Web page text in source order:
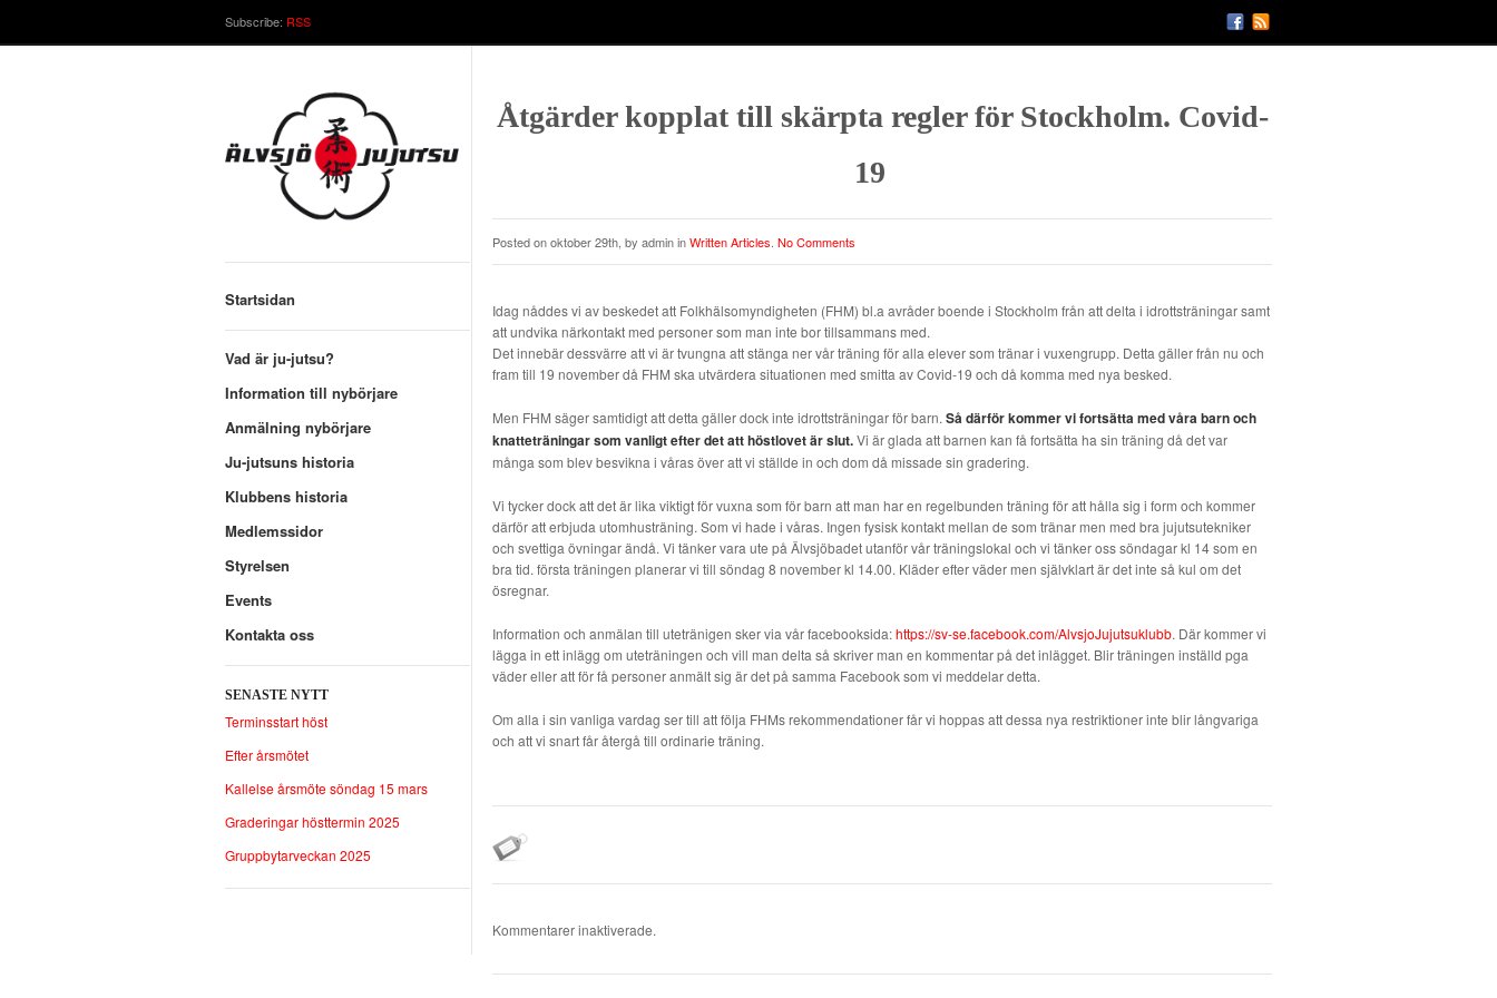
Subscribe: RSS
Startsidan
Vad är ju-jutsu?
Information till nybörjare
Anmälning nybörjare
Ju-jutsuns historia
Klubbens historia
Medlemssidor
Styrelsen
Events
Kontakta oss
SENASTE NYTT
Terminsstart höst
Efter årsmötet
Kallelse årsmöte söndag 15 mars
Graderingar hösttermin 2025
Gruppbytarveckan 2025
Åtgärder kopplat till skärpta regler för Stockholm. Covid-
19
Posted on oktober 29th, by admin inWritten Articles No Comments
Idag nåddes vi av beskedet att Folkhälsomyndigheten (FHM) bl.a avråder boende i Stockholm från att delta i idrottsträningar samt
att undvika närkontakt med personer som man inte bor tillsammans med.
Det innebär dessvärre att vi är tvungna att stänga ner vår träning för alla elever som tränar i vuxengrupp. Detta gäller från nu och
fram till 19 november då FHM ska utvärdera situationen med smitta av Covid-19 och då komma med nya besked.
Men FHM säger samtidigt att detta gäller dock inte idrottsträningar för barn. Så därför kommer vi fortsätta med våra barn och
knatteträningar som vanligt efter det att höstlovet är slut.Vi är glada att barnen kan få fortsätta ha sin träning då det var
många som blev besvikna i våras över att vi ställde in och dom då missade sin gradering.
Vi tycker dock att det är lika viktigt för vuxna som för barn att man har en regelbunden träning för att hålla sig i form och kommer
därför att erbjuda utomhusträning. Som vi hade i våras. Ingen fysisk kontakt mellan de som tränar men med bra jujutsutekniker
och svettiga övningar ändå. Vi tänker vara ute på Älvsjöbadet utanför vår träningslokal och vi tänker oss söndagar kl 14 som en
bra tid. första träningen planerar vi till söndag 8 november kl 14.00. Kläder efter väder men självklart är det inte så kul om det
ösregnar.
Information och anmälan till utetränigen sker via vår facebooksida:https://sv-se.facebook.com/AlvsjoJujutsuklubb. Där kommer vi
lägga in ett inlägg om uteträningen och vill man delta så skriver man en kommentar på det inlägget. Blir träningen inställd pga
väder eller att för få personer anmält sig är det på samma Facebook som vi meddelar detta.
Om alla i sin vanliga vardag ser till att följa FHMs rekommendationer får vi hoppas att dessa nya restriktioner inte blir långvariga
och att vi snart får återgå till ordinarie träning.
Kommentarer inaktiverade.